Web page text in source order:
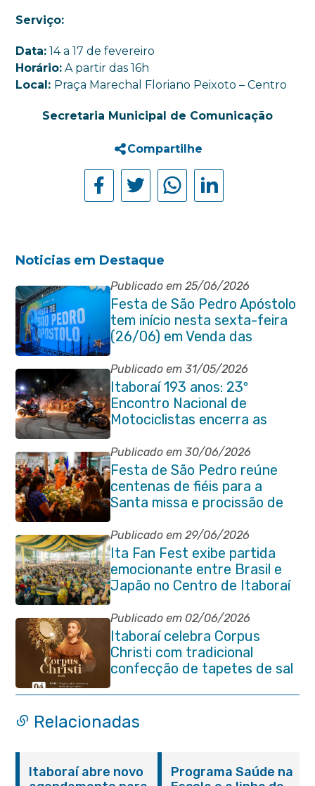
Serviço:
Data: 14 a 17 de fevereiro
Horário: A partir das 16h
Local: Praça Marechal Floriano Peixoto – Centro
Secretaria Municipal de Comunicação
Compartilhe
Noticias em Destaque
Publicado em 25/06/2026
Festa de São Pedro Apóstolo
tem início nesta sexta-feira
(26/06) em Venda das
Pedras
Publicado em 31/05/2026
Itaboraí 193 anos: 23º
Encontro Nacional de
Motociclistas encerra as
comemorações do
aniversário da cidade
Publicado em 30/06/2026
Festa de São Pedro reúne
centenas de fiéis para a
Santa missa e procissão de
encerramento e shows
Publicado em 29/06/2026
Ita Fan Fest exibe partida
emocionante entre Brasil e
Japão no Centro de Itaboraí
Publicado em 02/06/2026
Itaboraí celebra Corpus
Christi com tradicional
confecção de tapetes de sal
e programação religiosa na
Avenida 22 de Maio
Relacionadas
Itaboraí abre novo
Programa Saúde na